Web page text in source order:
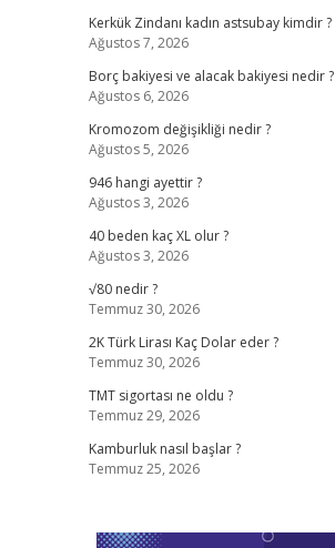
Kerkük Zindanı kadın astsubay kimdir ?
Ağustos 7, 2026
Borç bakiyesi ve alacak bakiyesi nedir ?
Ağustos 6, 2026
Kromozom değişikliği nedir ?
Ağustos 5, 2026
946 hangi ayettir ?
Ağustos 3, 2026
40 beden kaç XL olur ?
Ağustos 3, 2026
√80 nedir ?
Temmuz 30, 2026
2K Türk Lirası Kaç Dolar eder ?
Temmuz 30, 2026
TMT sigortası ne oldu ?
Temmuz 29, 2026
Kamburluk nasıl başlar ?
Temmuz 25, 2026